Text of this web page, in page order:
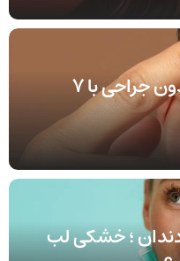
رفع افتادگی پلک در خانه بدون جراحی با 7
؛ خشکی لب